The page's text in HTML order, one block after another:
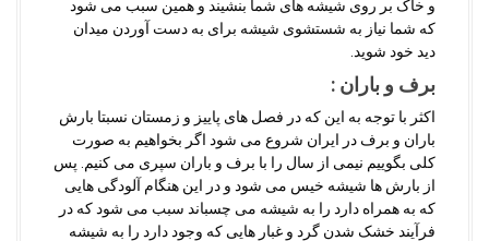
و خاک بر روی شیشه های شما بنشیند و همین سبب می شود
که شما نیاز به شستشوی شیشه برای به دست آوردن میدان
دید خود شوید.
برف و باران :
اکثر با توجه به این که در فصل های پاییز و زمستان نسبتا بارش
باران و برف در ایران شروع می شود اگر بخواهیم به صورت
کلی بگوییم نیمی از سال را با برف و باران سپری می کنیم. پس
از بارش ها شیشه خیس می شود و در این هنگام آلودگی هایی
که به همراه دارد را به شیشه می چسباند سبب می شود که در
فرآیند خشک شدن گرد و غبار هایی که وجود دارد را به شیشه